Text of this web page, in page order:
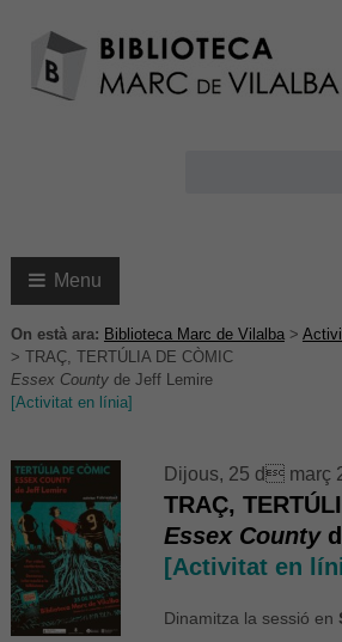
Menu
On està ara: Biblioteca Marc de Vilalba>
> TRAÇ, TERTÚLIA DE CÒMIC
Essex County de Jeff Lemire
[Activitat en línia]
Dijous, 25 d març
TRAÇ,
Essex County
[Activitat en
Dinamitza la sessió en